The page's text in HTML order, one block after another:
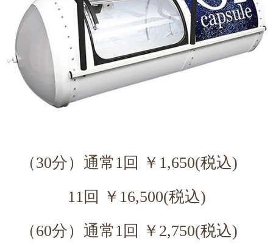
（30分）通常1回 ￥1,650(税込)
11回 ￥16,500(税込)
（60分）通常1回 ￥2,750(税込)